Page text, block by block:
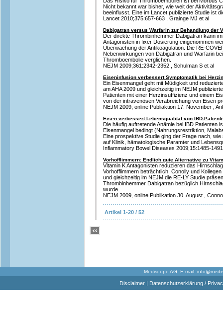
Nicht bekannt war bisher, wie weit der
beeinflusst. Eine im Lancet publizierte Studie ist
Lancet 2010;375:657-663 , Grainge MJ et al
Dabigatran versus Warfarin zur Behandlung der
Der direkte Thrombinhemmer Dabigatran kann
Antagonisten in fixer Dosierung eingenommen
Überwachung der Antikoagulation. Die RE-
Nebenwirkungen von Dabigatran und Warfarin
Thromboembolie verglichen.
NEJM 2009;361:2342-2352 , Schulman S et al
Eiseninfusion verbessert Symptomatik bei
Ein Eisenmangel geht mit Müdigkeit und
am AHA 2009 und gleichzeitig im NEJM
Patienten mit einer Herzinsuffizienz und einem
von der intravenösen Verabreichung von Eisen
NEJM 2009; online Publiaktion 17. November ,
Eisen verbessert Lebensqualität von IBD-
Die häufig auftretende Anämie bei IBD Patienten
Eisenmangel bedingt (Nahrungsrestriktion,
Eine prospektive Studie ging der Frage nach,
auf Klinik, hämatologische Paramter und
Inflammatory Bowel Diseases 2009;15:1485-
Vorhofflimmern: Endlich gute Alternative zu
Vitamin K Antagonisten reduzieren das
Vorhofflimmern beträchtlich. Conolly und
und gleichzeitig im NEJM die RE-LY Studie
Thrombinhemmer Dabigatran bezüglich
wurde.
NEJM 2009, online Publikation 30. August ,
Artikel 1-20 / 52
Mediscope AG E-mail:
Disclaimer| Datenschutzerklärung /